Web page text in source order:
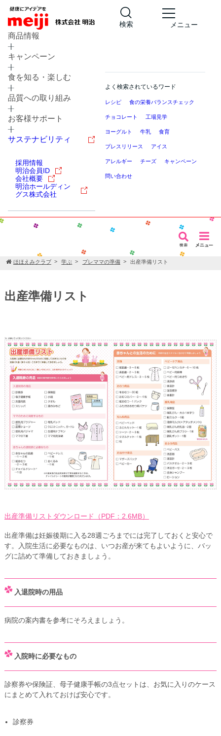
検索 メニュー
商品情報
キャンペーン
食を知る・楽しむ
品質への取り組み
お客様サポート
サステナビリティ
採用情報
明治会員ID
会社概要
明治ホールディン
グス株式会社
よく検索されているワード
レシピ 食の栄養バランスチェック
チョコレート 工場見学
ヨーグルト 牛乳 食育
プレスリリース アイス
アレルギー チーズ キャンペーン
問い合わせ
ほほえみクラブ 学ぶ プレママの準備 出産準備リスト
出産準備リスト
出産準備リストダウンロード（PDF：2.6MB）
出産準備は妊娠後期に入る28週ごろまでには完了しておくと安心で
す。入院生活に必要なものは、いつお産が来てもよいように、バッ
グに詰めて準備しておきましょう。
入退院時の用品
病院の案内書を参考にそろえましょう。
入院時に必要なもの
診察券や保険証、母子健康手帳の3点セットは、お気に入りのケース
にまとめて入れておけば安心です。
診察券